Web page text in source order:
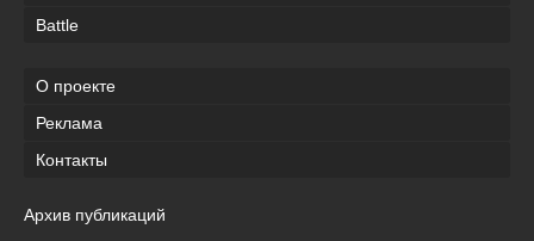
Battle
О проекте
Реклама
Контакты
Архив публикаций